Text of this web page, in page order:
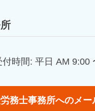
付時間: 平日 AM 9:00
務士事務所へのメ